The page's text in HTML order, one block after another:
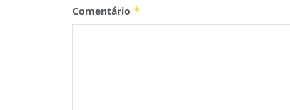
Comentário *